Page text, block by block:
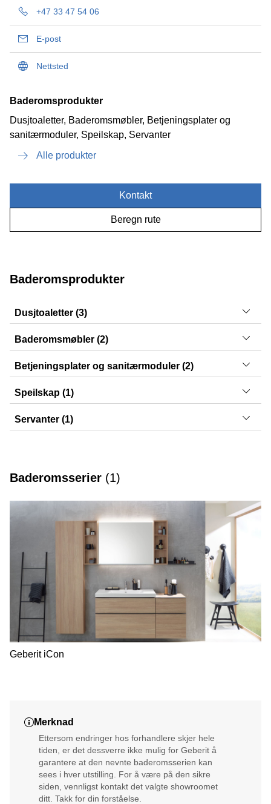
+47 33 47 54 06
E-post
Nettsted
Baderomsprodukter
Dusjtoaletter, Baderomsmøbler, Betjeningsplater og
sanitærmoduler, Speilskap, Servanter
Alle produkter
Kontakt
Beregn rute
Baderomsprodukter
Dusjtoaletter (3)
AquaClean Tuma, AquaClean Sela, AquaClean Mera
Baderomsmøbler (2)
iCon, Option
Betjeningsplater og sanitærmoduler (2)
Sigma40, Sigma20
Speilskap (1)
Option
Servanter (1)
Baderomsserier (1)
Geberit iCon
Merknad
Ettersom endringer hos forhandlere skjer hele
tiden, er det dessverre ikke mulig for Geberit å
garantere at den nevnte baderomsserien kan
sees i hver utstilling. For å være på den sikre
siden, vennligst kontakt det valgte showroomet
ditt. Takk for din forståelse.